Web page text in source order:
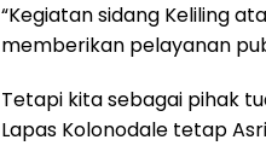
“Kegiatan sidang Keliling
memberikan pelayanan
Tetapi kita sebagai pihak
Lapas Kolonodale tetap